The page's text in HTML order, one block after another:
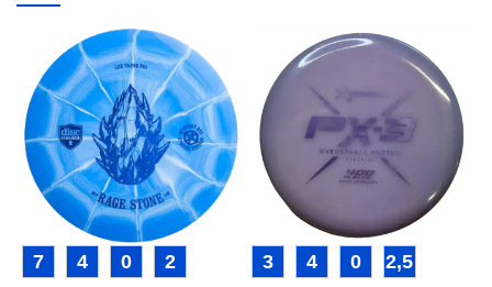
7 4 0 2 3 4 0 2,5